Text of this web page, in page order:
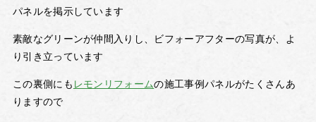
パネルを掲示しています
素敵なグリーンが仲間入りし、ビフォーアフターの写真が、よ
り引き立っています
この裏側にも レモンリフォームの施工事例パネルがたくさんあ
りますので